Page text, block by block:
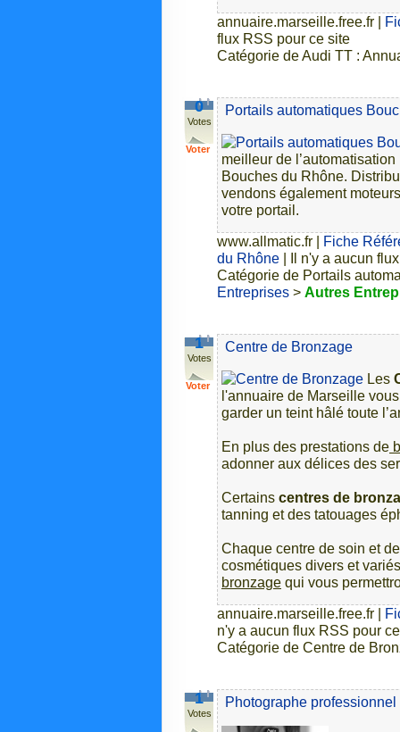
annuaire.marseille.free.fr
flux RSS pour ce site
Catégorie de Audi TT :
0
Votes
Voter
Portails automatiques
meilleur de
Bouches du Rhône.
vendons également
votre portail.
www.allmatic.fr
Fiche
du Rhône | Il n'y a aucun
Catégorie de Portails
Entreprises > Autres
1
Votes
Voter
Centre de Bronzage
Les
l'annuaire de Marseille
garder un teint hâlé toute
En plus des prestations de
adonner aux délices des
Certains centres de
tanning et des tatouages
Chaque centre de soin et
cosmétiques divers et
bronzage qui vous
annuaire.marseille.free.fr
n'y a aucun flux RSS pour
Catégorie de Centre de
1
Votes
Photographe